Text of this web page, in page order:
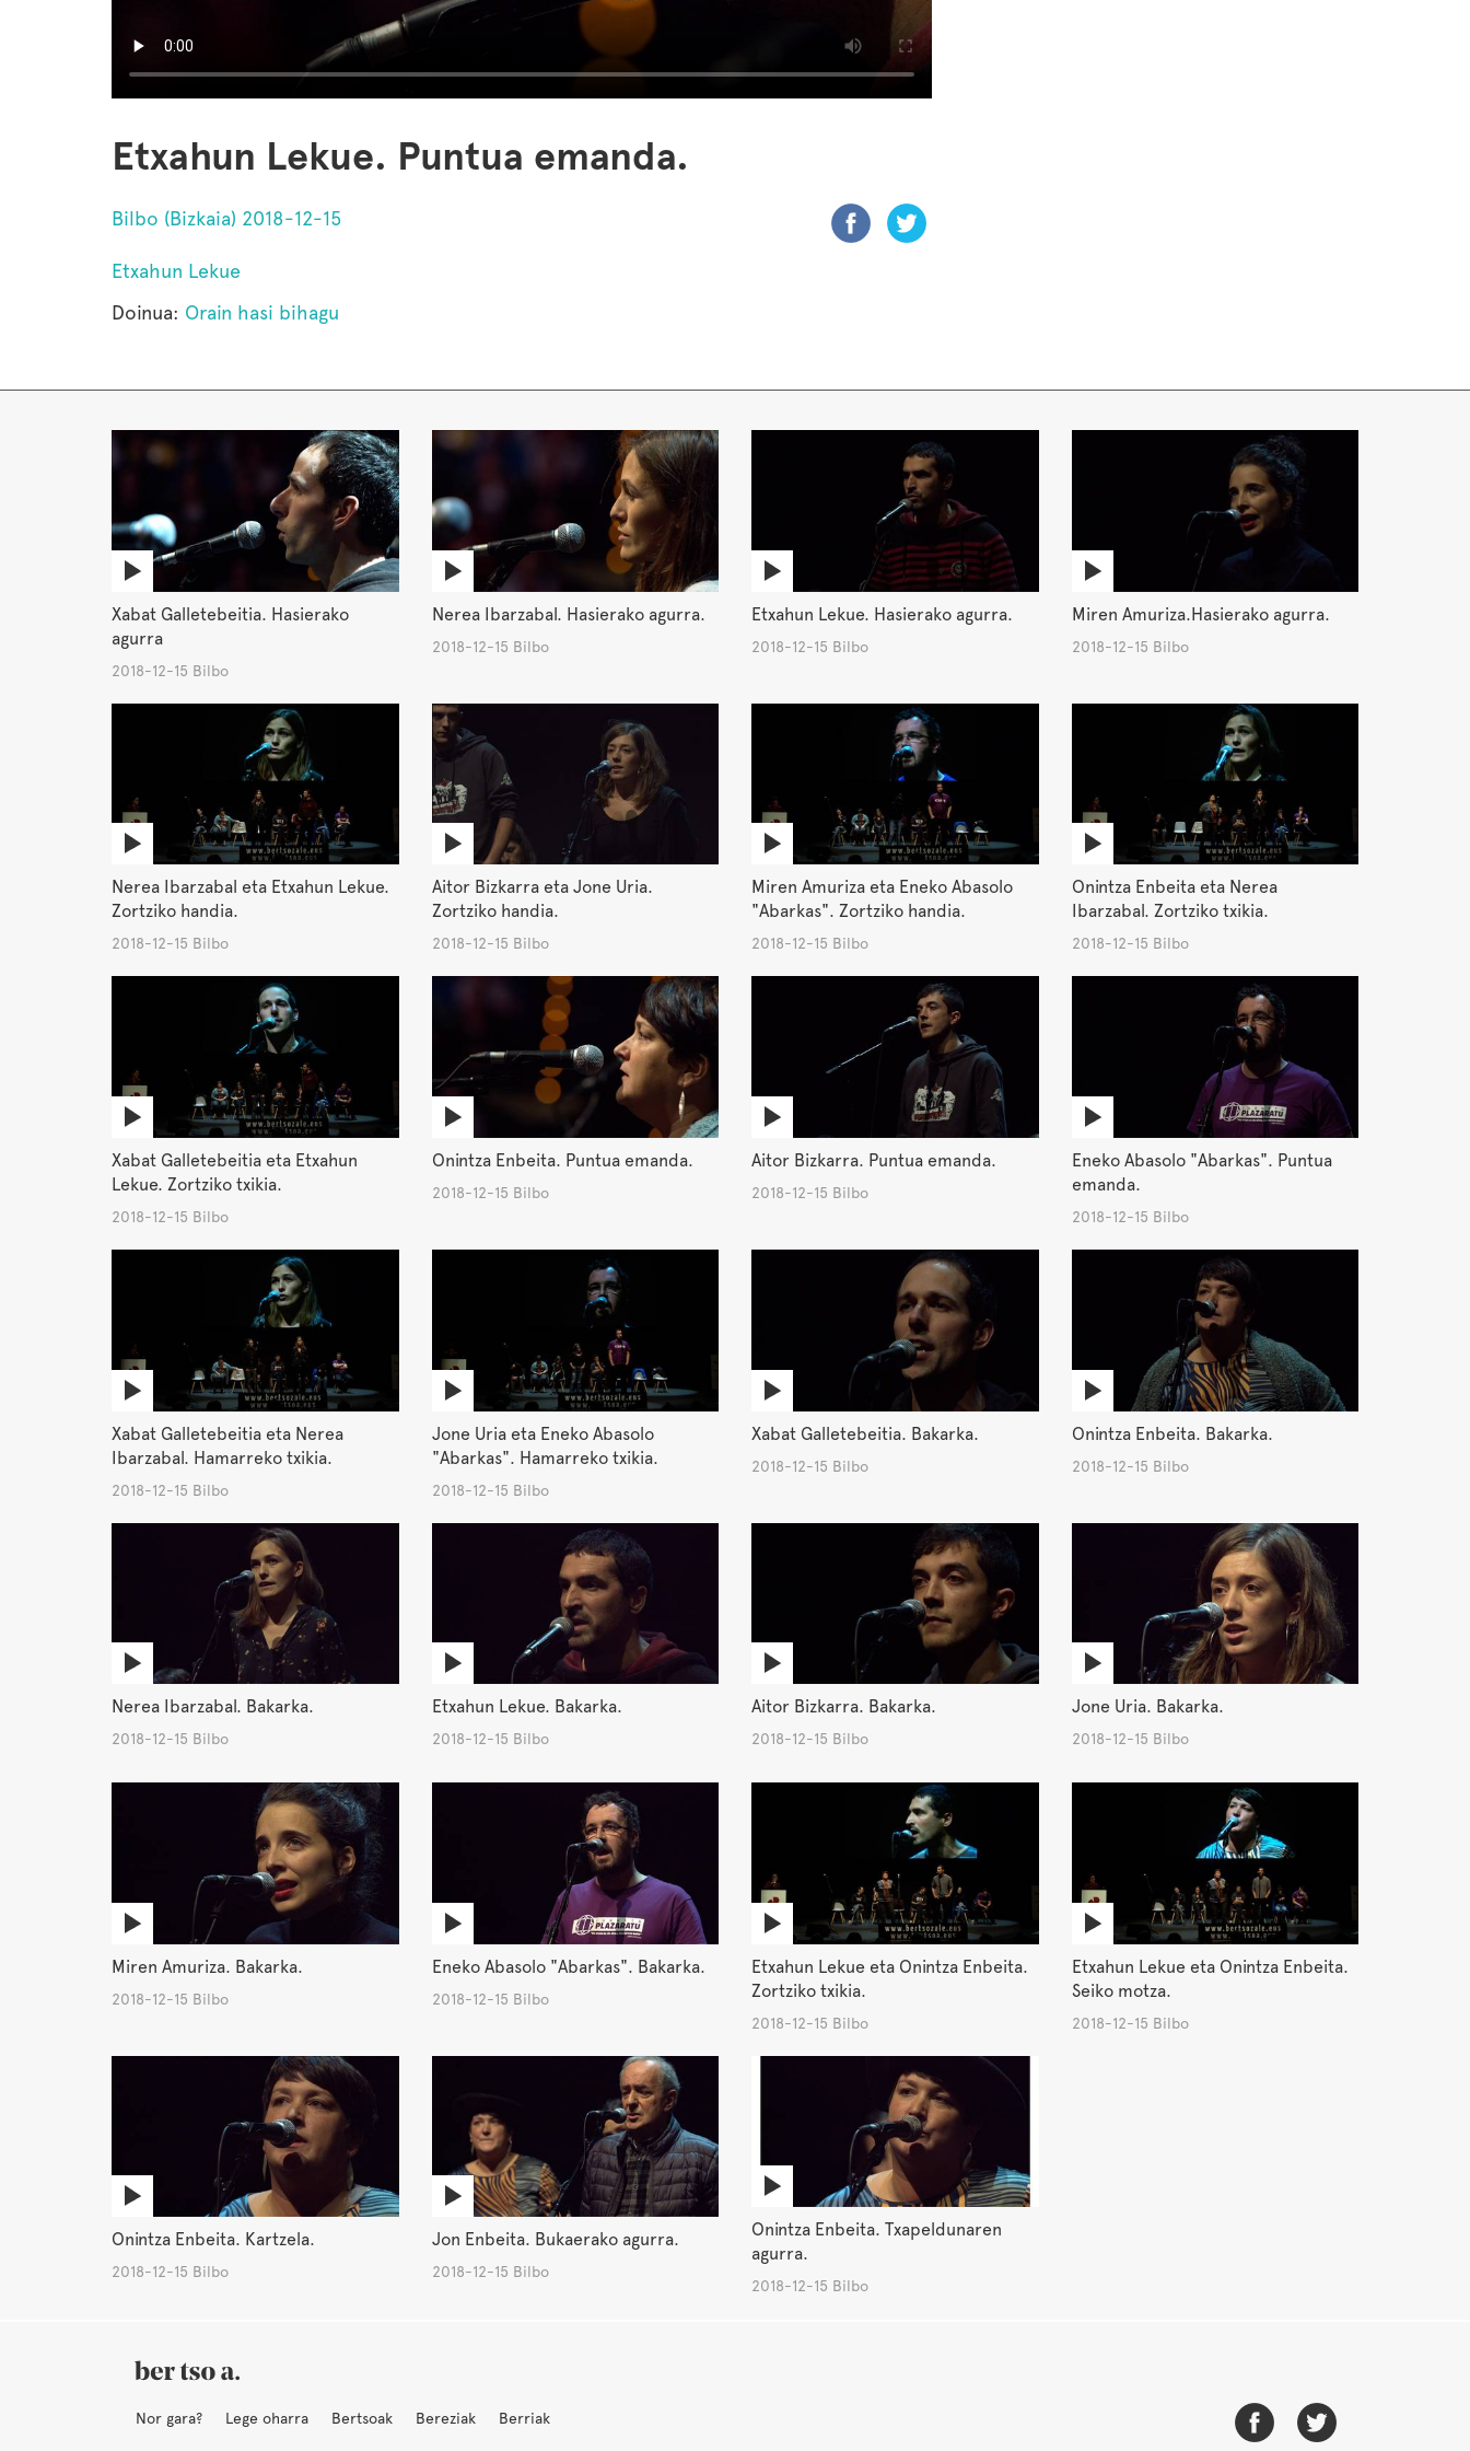
Etxahun Lekue. Puntua emanda.
Bilbo (Bizkaia) 2018-12-15
Etxahun Lekue
Doinua: Orain hasi bihagu
Xabat Galletebeitia. Hasierako
agurra
2018-12-15 Bilbo
Nerea Ibarzabal. Hasierako agurra.
2018-12-15 Bilbo
Etxahun Lekue. Hasierako agurra.
2018-12-15 Bilbo
Miren Amuriza.Hasierako agurra.
2018-12-15 Bilbo
Nerea Ibarzabal eta Etxahun Lekue.
Zortziko handia.
2018-12-15 Bilbo
Aitor Bizkarra eta Jone Uria.
Zortziko handia.
2018-12-15 Bilbo
Miren Amuriza eta Eneko Abasolo
"Abarkas". Zortziko handia.
2018-12-15 Bilbo
Onintza Enbeita eta Nerea
Ibarzabal. Zortziko txikia.
2018-12-15 Bilbo
Xabat Galletebeitia eta Etxahun
Lekue. Zortziko txikia.
2018-12-15 Bilbo
Onintza Enbeita. Puntua emanda.
2018-12-15 Bilbo
Aitor Bizkarra. Puntua emanda.
2018-12-15 Bilbo
Eneko Abasolo "Abarkas". Puntua
emanda.
2018-12-15 Bilbo
Xabat Galletebeitia eta Nerea
Ibarzabal. Hamarreko txikia.
2018-12-15 Bilbo
Jone Uria eta Eneko Abasolo
"Abarkas". Hamarreko txikia.
2018-12-15 Bilbo
Xabat Galletebeitia. Bakarka.
2018-12-15 Bilbo
Onintza Enbeita. Bakarka.
2018-12-15 Bilbo
Nerea Ibarzabal. Bakarka.
2018-12-15 Bilbo
Etxahun Lekue. Bakarka.
2018-12-15 Bilbo
Aitor Bizkarra. Bakarka.
2018-12-15 Bilbo
Jone Uria. Bakarka.
2018-12-15 Bilbo
Miren Amuriza. Bakarka.
2018-12-15 Bilbo
Eneko Abasolo "Abarkas". Bakarka.
2018-12-15 Bilbo
Etxahun Lekue eta Onintza Enbeita.
Zortziko txikia.
2018-12-15 Bilbo
Etxahun Lekue eta Onintza Enbeita.
Seiko motza.
2018-12-15 Bilbo
Onintza Enbeita. Kartzela.
2018-12-15 Bilbo
Jon Enbeita. Bukaerako agurra.
2018-12-15 Bilbo
Onintza Enbeita. Txapeldunaren
agurra.
2018-12-15 Bilbo
Nor gara? Lege oharra Bertsoak Bereziak Berriak